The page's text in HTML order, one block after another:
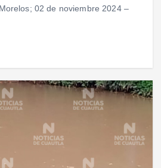
02 de noviembre 2024 –